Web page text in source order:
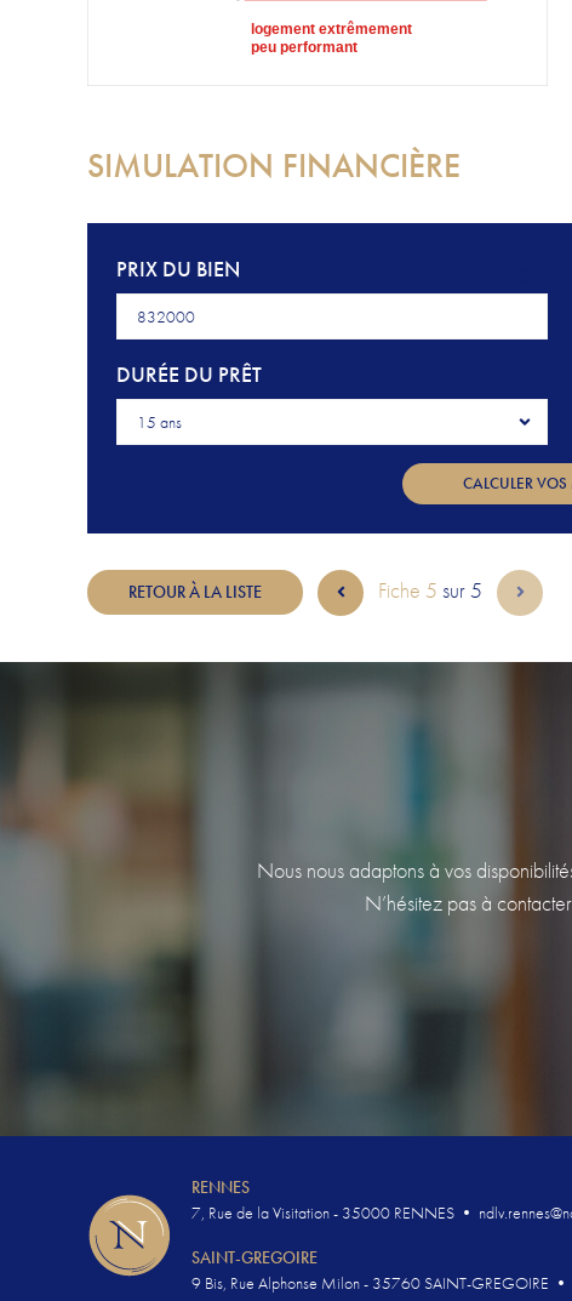
logement extrêmement
peu performant
SIMULATION FINANCIÈRE
PRIX DU BIEN
DURÉE DU PRÊT
15 ans
CALCULER
RETOUR À LA LISTE Fiche 5 sur 5
Nous nous adaptons à vos
N’hésitez pas à
RENNES
7, Rue de la Visitation - 35000 RENNES •
SAINT-GREGOIRE
9 Bis, Rue Alphonse Milon - 35760 SAINT-GREGOIRE •